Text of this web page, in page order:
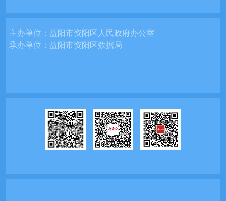
主办单位：益阳市资阳区人民政府办公室
承办单位：益阳市资阳区数据局